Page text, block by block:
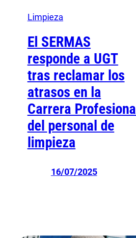
Limpieza
El SERMAS
responde a UGT
tras reclamar los
atrasos en la
Carrera Profesional
del personal de
limpieza
16/07/2025